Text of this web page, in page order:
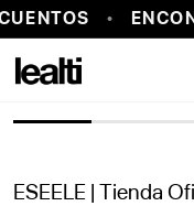
PROBADOR VIRTUAL
ESEELE | Tienda